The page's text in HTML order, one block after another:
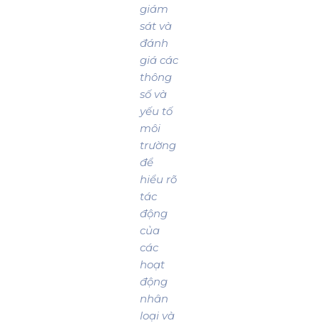
giám
sát và
đánh
giá các
thông
số và
yếu tố
môi
trường
để
hiểu rõ
tác
động
của
các
hoạt
động
nhân
loại và